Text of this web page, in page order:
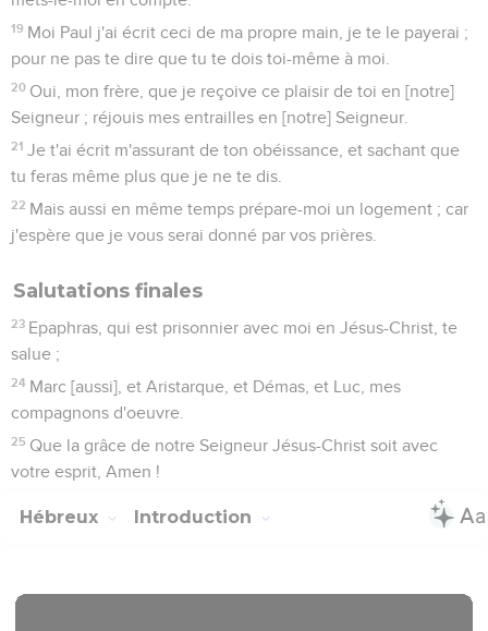
19 Moi Paul j'ai écrit ceci de ma propre main, je te le payerai ;
pour ne pas te dire que tu te dois toi-même à moi.
20 Oui, mon frère, que je reçoive ce plaisir de toi en [notre]
Seigneur ; réjouis mes entrailles en [notre] Seigneur.
21 Je t'ai écrit m'assurant de ton obéissance, et sachant que
tu feras même plus que je ne te dis.
22 Mais aussi en même temps prépare-moi un logement ; car
j'espère que je vous serai donné par vos prières.
Salutations finales
23 Epaphras, qui est prisonnier avec moi en Jésus-Christ, te
salue ;
24 Marc [aussi], et Aristarque, et Démas, et Luc, mes
compagnons d'oeuvre.
25 Que la grâce de notre Seigneur Jésus-Christ soit avec
votre esprit, Amen !
Hébreux Introduction